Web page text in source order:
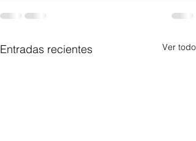
Entradas recientes Ver todo